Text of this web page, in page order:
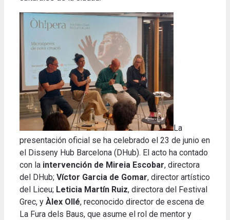
La
presentación oficial se ha celebrado el 23 de junio en
el Disseny Hub Barcelona (DHub). El acto ha contado
con la intervención de Mireia Escobar, directora
del DHub; Víctor Garcia de Gomar, director artístico
del Liceu; Leticia Martín Ruiz, directora del Festival
Grec, y Àlex Ollé, reconocido director de escena de
La Fura dels Baus, que asume el rol de mentor y